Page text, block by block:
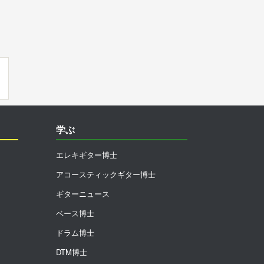
学ぶ
エレキギター博士
アコースティックギター博士
ギターニュース
ベース博士
ドラム博士
DTM博士